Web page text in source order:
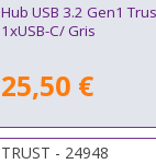
Hub USB 3.2 Gen1
1xUSB-C/ Gris
25,50 €
TRUST - 24948